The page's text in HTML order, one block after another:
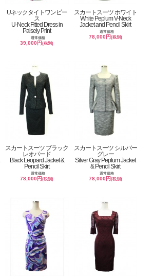
Uネックタイトワンピー
ス
U-Neck Fitted Dress in
Paisely Print
通常価格
39,000円(税別)
スカートスーツ ホワイト
White Peplum V-Neck
Jacket and Pencil Skirt
通常価格
78,000円 (税別)
スカートスーツ ブラック
レオパード
Black Leopard Jacket &
Pencil Skirt
通常価格
78,000円(税別)
スカートスーツ シルバー
グレー
Silver Gray Peplum Jacket
& Pencil Skirt
通常価格
78,000円 (税別)